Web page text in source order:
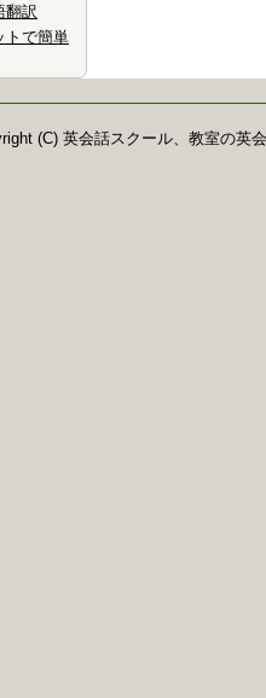
翻訳
トで簡単
(C) 英会話スクール、教室の英